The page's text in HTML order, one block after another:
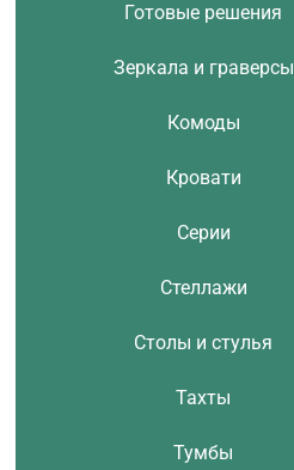
Готовые решения
Зеркала и граверсы
Комоды
Кровати
Серии
Стеллажи
Столы и стулья
Тахты
Тумбы